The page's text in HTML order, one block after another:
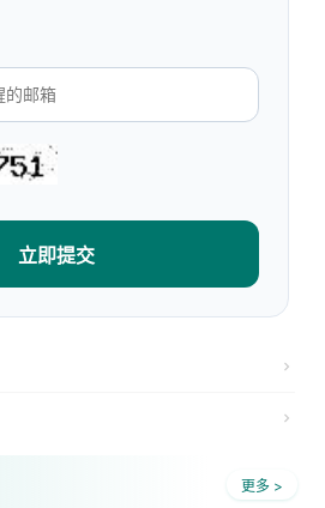
立即提交
更多 >